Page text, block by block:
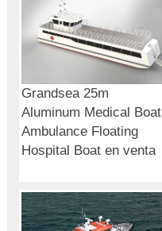
Grandsea 25m
Aluminum Medical Boat
Ambulance Floating
Hospital Boat en venta